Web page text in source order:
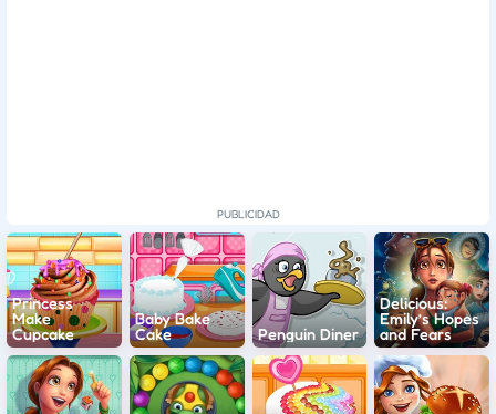
Princess
Make
Cupcake
Baby Bake
Cake
Penguin Diner
Delicious:
Emily’s Hopes
and Fears